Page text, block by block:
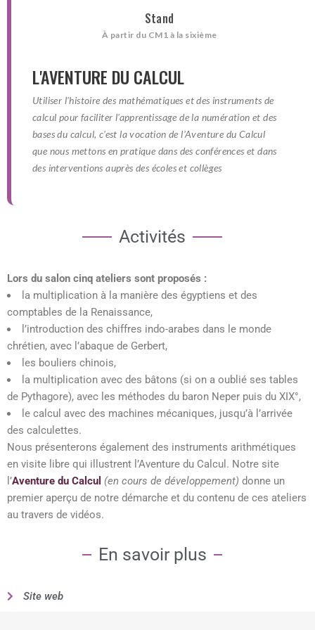
Stand
À partir du CM1 à la sixième
L'AVENTURE DU CALCUL
Utiliser l'histoire des mathématiques et des instruments de
calcul pour faciliter l'apprentissage de la numération et des
bases du calcul, c'est la vocation de l'Aventure du Calcul
que nous mettons en pratique dans des conférences et dans
des interventions auprès des écoles et collèges
Activités
Lors du salon cinq ateliers sont proposés :
la multiplication à la manière des égyptiens et des
comptables de la Renaissance,
l’introduction des chiffres indo-arabes dans le monde
chrétien, avec l’abaque de Gerbert,
les bouliers chinois,
la multiplication avec des bâtons (si on a oublié ses tables
de Pythagore), avec les méthodes du baron Neper puis du XIX°,
le calcul avec des machines mécaniques, jusqu’à l’arrivée
des calculettes.
Nous présenterons également des instruments arithmétiques
en visite libre qui illustrent l’Aventure du Calcul. Notre site
l’Aventure du Calcul (en cours de développement) donne un
premier aperçu de notre démarche et du contenu de ces ateliers
au travers de vidéos.
En savoir plus
Site web